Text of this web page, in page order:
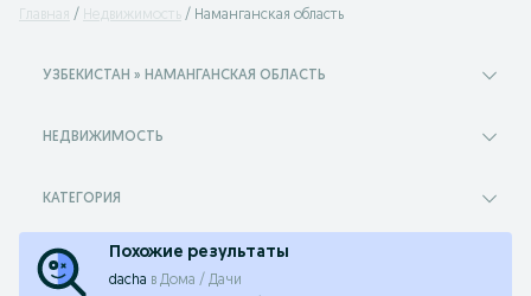
Главная Недвижимость Наманганская область
УЗБЕКИСТАН » НАМАНГАНСКАЯ ОБЛАСТЬ
НЕДВИЖИМОСТЬ
КАТЕГОРИЯ
Похожие результаты
dacha в Дома / Дачи